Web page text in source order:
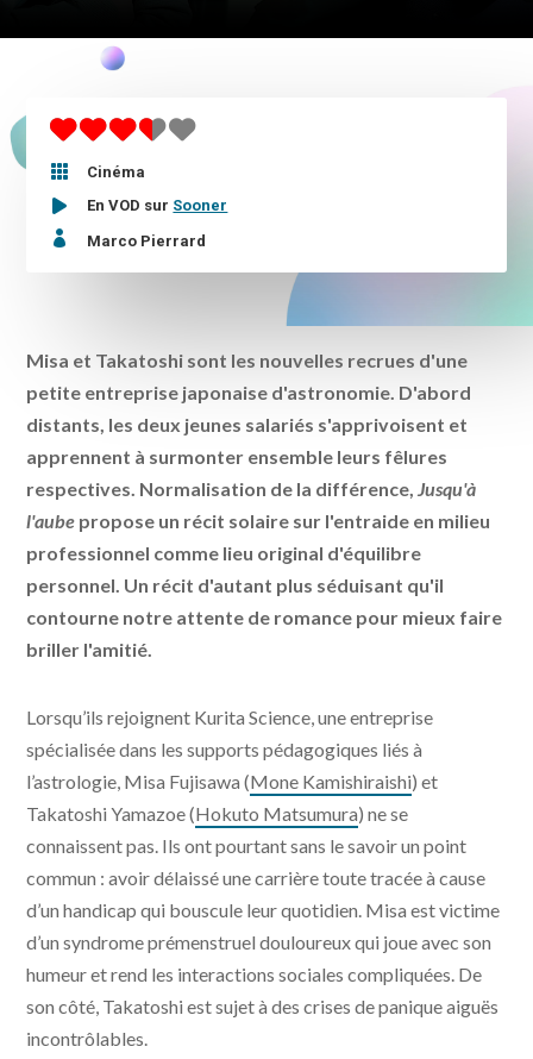

Cinéma
En VOD sur Sooner
 Marco Pierrard
Misa et Takatoshi sont les nouvelles recrues d'une
petite entreprise japonaise d'astronomie. D'abord
distants, les deux jeunes salariés s'apprivoisent et
apprennent à surmonter ensemble leurs fêlures
respectives. Normalisation de la différence,Jusqu'à
l'aube propose un récit solaire sur l'entraide en milieu
professionnel comme lieu original d'équilibre
personnel. Un récit d'autant plus séduisant qu'il
contourne notre attente de romance pour mieux faire
briller l'amitié.
Lorsqu’ils rejoignent Kurita Science, une entreprise
spécialisée dans les supports pédagogiques liés à
l’astrologie, Misa Fujisawa (Mone Kamishiraishi) et
Takatoshi Yamazoe (Hokuto Matsumura) ne se
connaissent pas. Ils ont pourtant sans le savoir un point
commun : avoir délaissé une carrière toute tracée à cause
d’un handicap qui bouscule leur quotidien. Misa est victime
d’un syndrome prémenstruel douloureux qui joue avec son
humeur et rend les interactions sociales compliquées. De
son côté, Takatoshi est sujet à des crises de panique aiguës
incontrôlables.